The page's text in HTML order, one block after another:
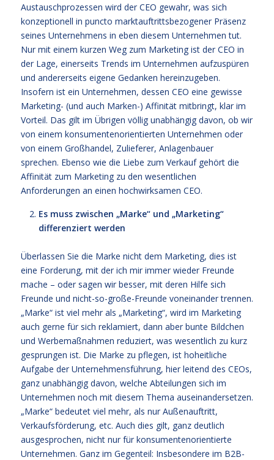
Austauschprozessen wird der CEO gewahr, was sich
konzeptionell in puncto marktauftrittsbezogener Präsenz
seines Unternehmens in eben diesem Unternehmen tut.
Nur mit einem kurzen Weg zum Marketing ist der CEO in
der Lage, einerseits Trends im Unternehmen aufzuspüren
und andererseits eigene Gedanken hereinzugeben.
Insofern ist ein Unternehmen, dessen CEO eine gewisse
Marketing- (und auch Marken-) Affinität mitbringt, klar im
Vorteil. Das gilt im Übrigen völlig unabhängig davon, ob wir
von einem konsumentenorientierten Unternehmen oder
von einem Großhandel, Zulieferer, Anlagenbauer
sprechen. Ebenso wie die Liebe zum Verkauf gehört die
Affinität zum Marketing zu den wesentlichen
Anforderungen an einen hochwirksamen CEO.
Es muss zwischen „Marke“ und „Marketing“
differenziert werden
Überlassen Sie die Marke nicht dem Marketing, dies ist
eine Forderung, mit der ich mir immer wieder Freunde
mache – oder sagen wir besser, mit deren Hilfe sich
Freunde und nicht-so-große-Freunde voneinander trennen.
„Marke“ ist viel mehr als „Marketing“, wird im Marketing
auch gerne für sich reklamiert, dann aber bunte Bildchen
und Werbemaßnahmen reduziert, was wesentlich zu kurz
gesprungen ist. Die Marke zu pflegen, ist hoheitliche
Aufgabe der Unternehmensführung, hier leitend des CEOs,
ganz unabhängig davon, welche Abteilungen sich im
Unternehmen noch mit diesem Thema auseinandersetzen.
„Marke“ bedeutet viel mehr, als nur Außenauftritt,
Verkaufsförderung, etc. Auch dies gilt, ganz deutlich
ausgesprochen, nicht nur für konsumentenorientierte
Unternehmen. Ganz im Gegenteil: Insbesondere im B2B-